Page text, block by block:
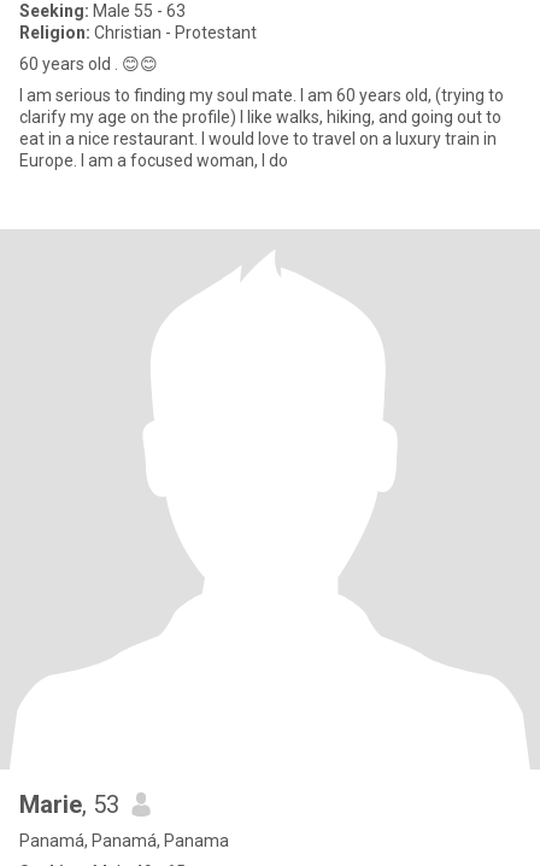
Seeking: Male 55 - 63
Religion: Christian - Protestant
60 years old . 😊😊
I am serious to finding my soul mate. I am 60 years old, (trying to
clarify my age on the profile) I like walks, hiking, and going out to
eat in a nice restaurant. I would love to travel on a luxury train in
Europe. I am a focused woman, I do
Marie, 53
Panamá, Panamá, Panama